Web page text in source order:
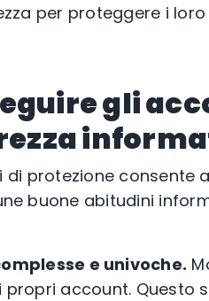
per proteggere i
gli
di protezione
buone abitudini
e univoche.
propri account. Questo